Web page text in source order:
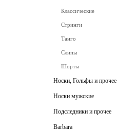
Классические
Стринги
Танго
Слипы
Шорты
Носки, Гольфы и прочее
Носки мужские
Подследники и прочее
Barbara